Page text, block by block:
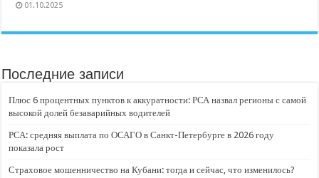
01.10.2025
Последние записи
Плюс 6 процентных пунктов к аккуратности: РСА назвал регионы с самой
высокой долей безаварийных водителей
РСА: средняя выплата по ОСАГО в Санкт-Петербурге в 2026 году
показала рост
Страховое мошенничество на Кубани: тогда и сейчас, что изменилось?